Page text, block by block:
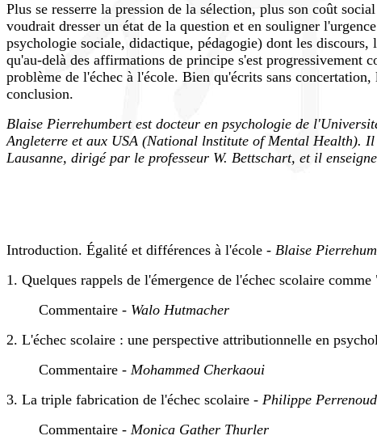
Plus se resserre la pression de la sélection, plus son coût
voudrait dresser un état de la question et en souligner
psychologie sociale, didactique, pédagogie) dont les
qu'au-delà des affirmations de principe s'est progressivement
problème de l'échec à l'école. Bien qu'écrits sans
conclusion.
Blaise Pierrehumbert est docteur en psychologie de
Angleterre et aux USA (National lnstitute of Mental Health). Il
Lausanne, dirigé par le professeur W. Bettschart, et il
Introduction. Égalité et différences à l'école - Blaise
1. Quelques rappels de l'émergence de l'échec scolaire
Commentaire - Walo Hutmacher
2. L'échec scolaire : une perspective attributionnelle en
Commentaire - Mohammed Cherkaoui
3. La triple fabrication de l'échec scolaire - Philippe Perrenoud
Commentaire - Monica Gather Thurler